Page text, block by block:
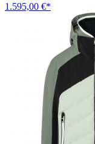
1.595,00 €*